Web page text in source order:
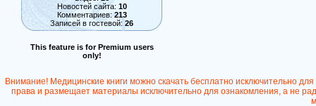
Новостей сайта: 10
Комментариев:213
Записей в гостевой: 26
This feature is for Premium users
only!
Внимание! Медицинские книги можно скачать бесплатно исключительно
права и размещает материалы исключительно для ознакомления, а не